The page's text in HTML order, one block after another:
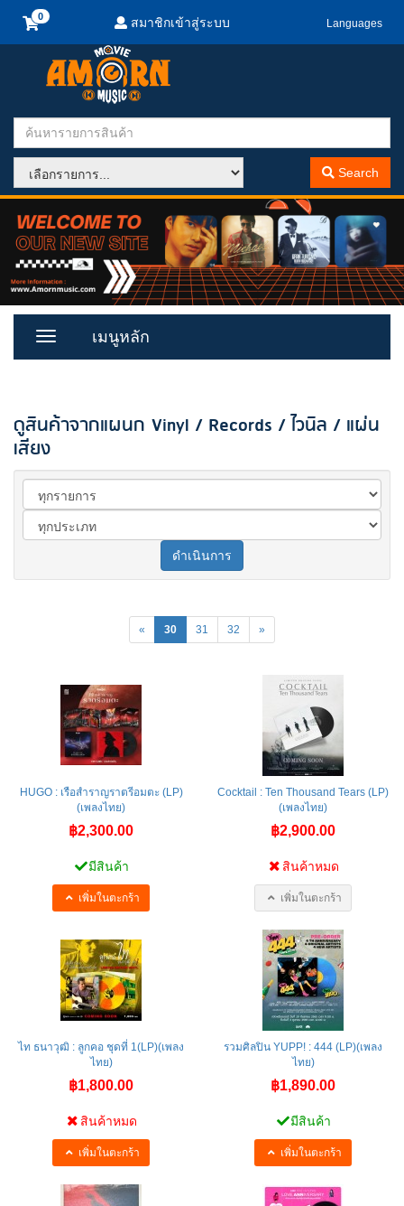
สมาชิกเข้าสู่ระบบ Languages
Search
Toggle
เมนูหลัก
ดูสินค้าจากแผนก Vinyl / Records / ไวนิล / แผ่น
เสียง
ดำเนินการ
« 30 31 32 »
HUGO : เรือสำราญราตรีอมตะ (LP)
(เพลงไทย)
฿2,300.00
มีสินค้า
เพิ่มในตะกร้า
Cocktail : Ten Thousand Tears (LP)
(เพลงไทย)
฿2,900.00
สินค้าหมด
เพิ่มในตะกร้า
ไท ธนาวุฒิ : ลูกคอ ชุดที่ 1(LP)(เพลง
ไทย)
฿1,800.00
สินค้าหมด
เพิ่มในตะกร้า
รวมศิลปิน YUPP! : 444 (LP)(เพลง
ไทย)
฿1,890.00
มีสินค้า
เพิ่มในตะกร้า